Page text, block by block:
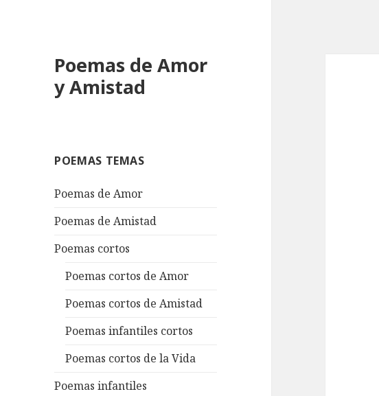
Poemas de Amor
y Amistad
POEMAS TEMAS
Poemas de Amor
Poemas de Amistad
Poemas cortos
Poemas cortos de Amor
Poemas cortos de Amistad
Poemas infantiles cortos
Poemas cortos de la Vida
Poemas infantiles